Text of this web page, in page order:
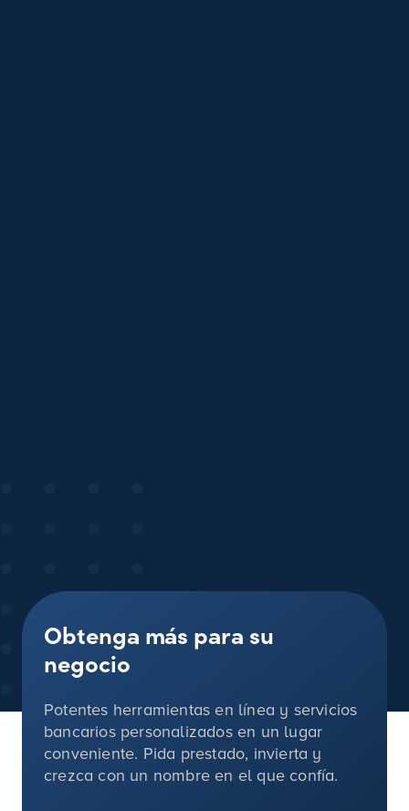
Obtenga más para su
negocio
Potentes herramientas en línea y servicios
bancarios personalizados en un lugar
conveniente. Pida prestado, invierta y
crezca con un nombre en el que confía.